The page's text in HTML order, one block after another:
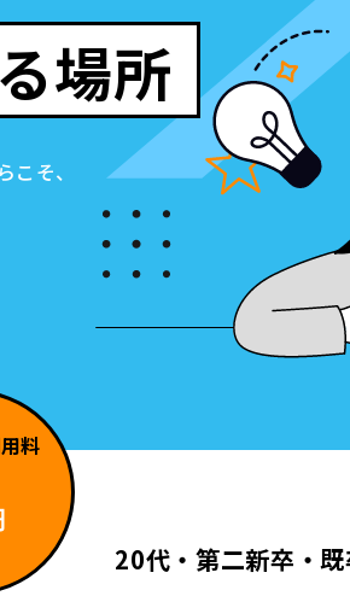
場所
そ、
料
20代・第二新卒・